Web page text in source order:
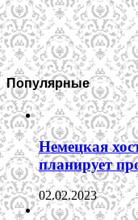
Популярные
Немецкая
планирует
02.02.2023